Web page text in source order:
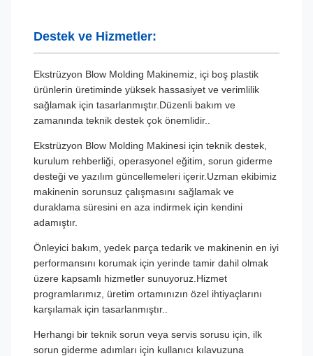
Destek ve Hizmetler:
Ekstrüzyon Blow Molding Makinemiz, içi boş plastik
ürünlerin üretiminde yüksek hassasiyet ve verimlilik
sağlamak için tasarlanmıştır.Düzenli bakım ve
zamanında teknik destek çok önemlidir..
Ekstrüzyon Blow Molding Makinesi için teknik destek,
kurulum rehberliği, operasyonel eğitim, sorun giderme
desteği ve yazılım güncellemeleri içerir.Uzman ekibimiz
makinenin sorunsuz çalışmasını sağlamak ve
duraklama süresini en aza indirmek için kendini
adamıştır.
Önleyici bakım, yedek parça tedarik ve makinenin en iyi
performansını korumak için yerinde tamir dahil olmak
üzere kapsamlı hizmetler sunuyoruz.Hizmet
programlarımız, üretim ortamınızın özel ihtiyaçlarını
karşılamak için tasarlanmıştır..
Herhangi bir teknik sorun veya servis sorusu için, ilk
sorun giderme adımları için kullanıcı kılavuzuna